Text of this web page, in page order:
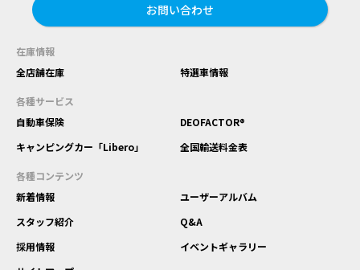
お問い合わせ
在庫情報
全店舗在庫
特選車情報
各種サービス
自動車保険
DEOFACTOR®
キャンピングカー「Libero」
全国輸送料金表
各種コンテンツ
新着情報
ユーザーアルバム
スタッフ紹介
Q&A
採用情報
イベントギャラリー